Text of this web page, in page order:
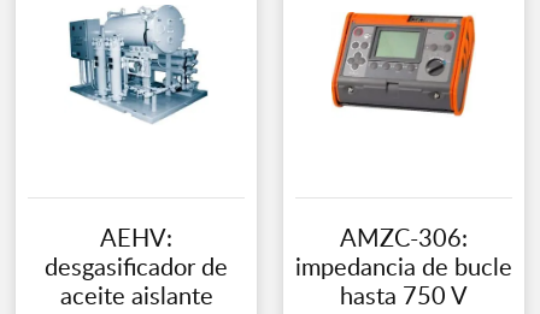
AEHV:
desgasificador de
aceite aislante
AMZC-306:
impedancia de bucle
hasta 750 V